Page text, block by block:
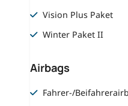
Vision Plus Paket
Winter Paket II
Airbags
Fahrer-/